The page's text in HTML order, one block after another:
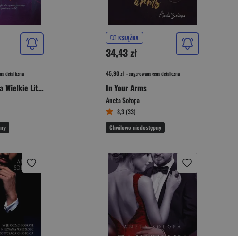
detaliczna
Ratując złodzieja Wielkie Litery
KSIĄŻKA
34,43 zł
45,90 zł - sugerowana cena detaliczna
In Your Arms
Aneta Sołopa
8,3 (33)
Chwilowo niedostępny